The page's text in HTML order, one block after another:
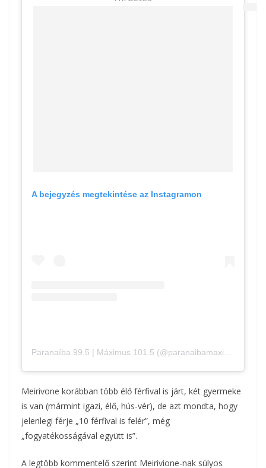
A bejegyzés megtekintése az Instagramon
Paranaíba 99.5 | Máximus 101.5 (@paranaibamaximus) által megosztott bejegyzés
Meirivone korábban több élő férfival is járt, két gyermeke
is van (mármint igazi, élő, hús-vér), de azt mondta, hogy
jelenlegi férje „10 férfival is felér”, még
„fogyatékosságával együtt is”.
A legtöbb kommentelő szerint Meirivione-nak súlyos